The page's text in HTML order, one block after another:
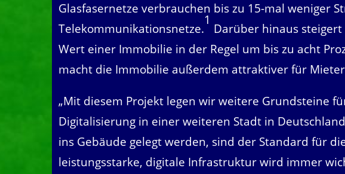
Glasfasernetze verbrauchen bis zu 15-mal weniger
Telekommunikationsnetze.
1
Darüber hinaus
Wert einer Immobilie in der Regel um bis zu acht
macht die Immobilie außerdem attraktiver für
„Mit diesem Projekt legen wir weitere Grundsteine
Digitalisierung in einer weiteren Stadt in
ins Gebäude gelegt werden, sind der Standard für
leistungsstarke, digitale Infrastruktur wird immer